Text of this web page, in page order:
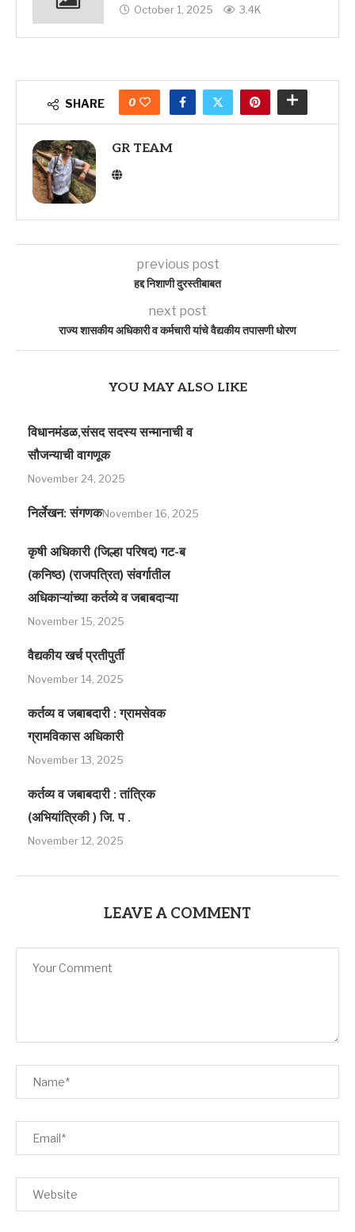
October 1, 2025 3.4K
SHARE 0
GR TEAM
previous post
हद्द निशाणी दुरस्‍तीबाबत
next post
राज्य शासकीय अधिकारी व कर्मचारी यांचे वैद्यकीय तपासणी धोरण
YOU MAY ALSO LIKE
विधानमंडळ,संसद सदस्य सन्मानाची व
सौजन्याची वागणूक
November 24, 2025
निर्लेखन: संगणकNovember 16, 2025
कृषी अधिकारी (जिल्हा परिषद) गट-ब
(कनिष्ठ) (राजपत्रित) संवर्गातील
अधिकाऱ्यांच्या कर्तव्ये व जबाबदाऱ्या
November 15, 2025
वैद्यकीय खर्च प्रतीपुर्ती
November 14, 2025
कर्तव्य व जबाबदारी : ग्रामसेवक
ग्रामविकास अधिकारी
November 13, 2025
कर्तव्य व जबाबदारी : तांत्रिक
(अभियांत्रिकी ) जि. प .
November 12, 2025
LEAVE A COMMENT